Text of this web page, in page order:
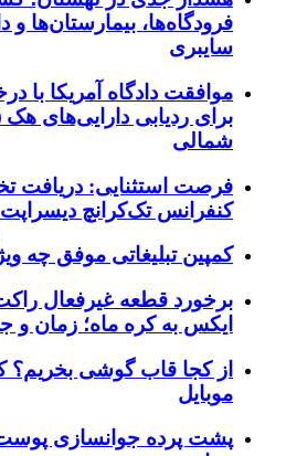
فرودگاه‌ها، بیمارستان‌ها
سایبری
موافقت دادگاه آمریکا با
شمالی
کنفرانس تک‌کرانچ دیسراپت ۲۰۲۶
کمپین تبلیغاتی موفق چه
ایکس به کره ماه؛ زمان و
از کجا قاب گوشی بخریم؟
موبایل
پشت پرده جوانسازی پوست